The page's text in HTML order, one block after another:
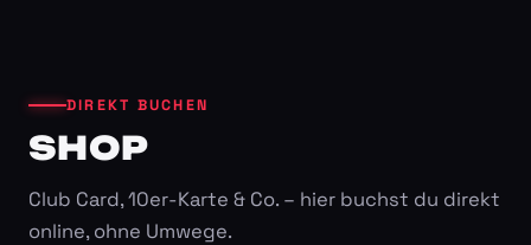
DIREKT BUCHEN
SHOP
Club Card, 10er-Karte & Co. – hier buchst du direkt
online, ohne Umwege.